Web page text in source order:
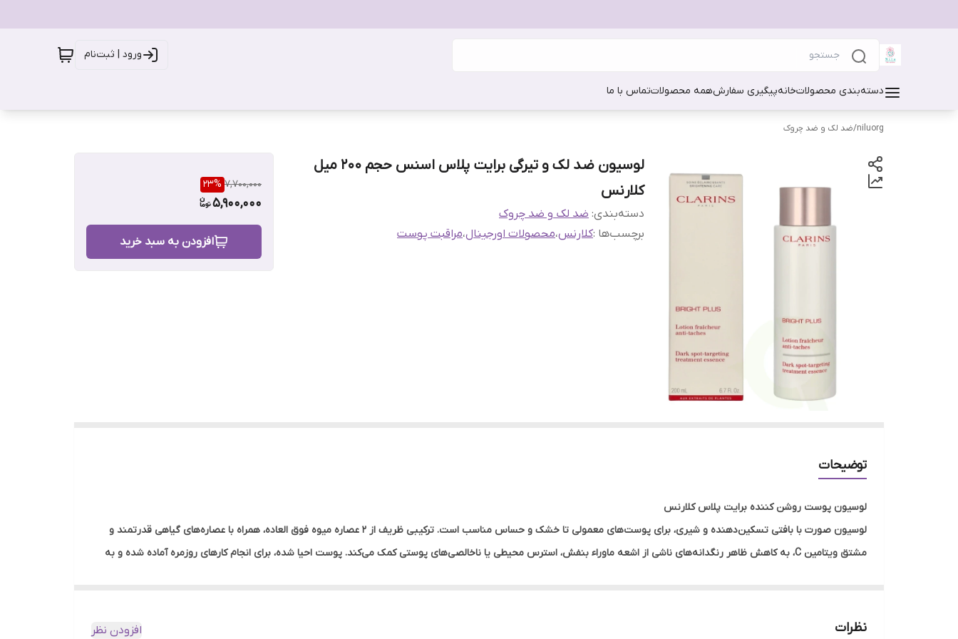
ورود | ثبت‌نام
دسته‌بندی محصولاتخانهپیگیری سفارشهمه محصولاتتماس با ما
niluorg
/ضد لک و ضد چروک
لوسیون ضد لک و تیرگی برایت پلاس اسنس حجم ۲۰۰ میل
کلارنس
دسته‌بندی: ضد لک و ضد چروک
برچسب‌ها :کلارنس،محصولات اورجینال،مراقبت پوست
7,700,000
23%
5,900,000
افزودن به سبد خرید
توضیحات
لوسیون پوست روشن کننده برایت پلاس کلارنس
لوسیون صورت با بافتی تسکین‌دهنده و شیری، برای پوست‌های معمولی تا خشک و حساس مناسب است. ترکیبی ظریف از ۲ عصاره میوه فوق العاده، همراه با عصاره‌های گیاهی قدرتمند و
مشتق ویتامین C، به کاهش ظاهر رنگدانه‌های ناشی از اشعه ماوراء بنفش، استرس محیطی یا ناخالصی‌های پوستی کمک می‌کند. پوست احیا شده، برای انجام کارهای روزمره آماده شده و به
آسرولا: عصاره دانه آسرولا باعث اکسیژن رسانی به پوست شده و به افزایش درخشندگی آن کمک می‌کند. از سوی دیگر، عصاره میوه آسرولا به طور قابل توجهی به کاهش لکه‌های پوستی کمک
نظرات افزودن نظر